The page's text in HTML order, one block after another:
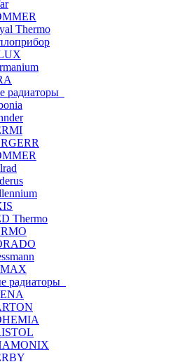
Thermo
радиаторы
Thermo
радиаторы